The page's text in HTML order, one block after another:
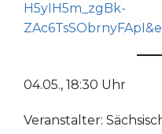
H5yIH5m_zgBk-
04.05., 18:30 Uhr
Veranstalter: